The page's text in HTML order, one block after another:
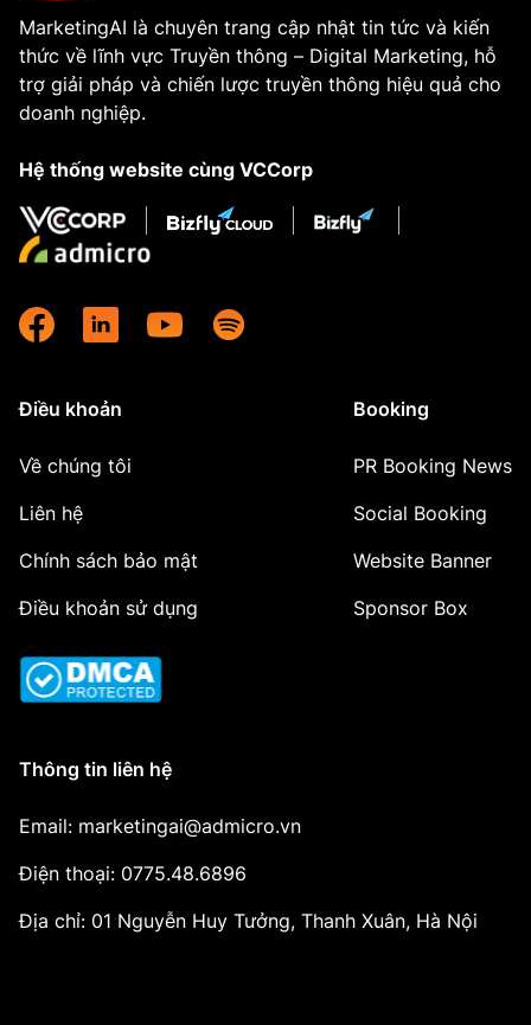
MarketingAI là chuyên trang cập nhật tin tức và kiến
thức về lĩnh vực Truyền thông – Digital Marketing, hỗ
trợ giải pháp và chiến lược truyền thông hiệu quả cho
doanh nghiệp.
Hệ thống website cùng VCCorp
Điều khoản
Về chúng tôi
Liên hệ
Chính sách bảo mật
Điều khoản sử dụng
Booking
PR Booking News
Social Booking
Website Banner
Sponsor Box
Thông tin liên hệ
Email: marketingai@admicro.vn
Điện thoại: 0775.48.6896
Địa chỉ: 01 Nguyễn Huy Tưởng, Thanh Xuân, Hà Nội